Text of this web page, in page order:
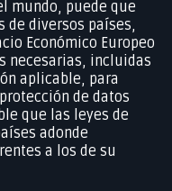
mundo, puede que
de diversos países,
Económico Europeo
necesarias, incluidas
aplicable, para
de datos
que las leyes de
adonde
a los de su